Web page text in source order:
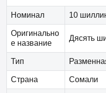
Номинал 10
Оригинально
е название
Дясять
Тип
Страна Сомали